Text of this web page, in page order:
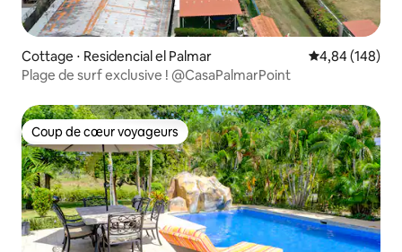
Cottage ⋅ Residencial el Palmar Évaluation
4,84 (148)
Plage de surf exclusive ! @CasaPalmarPoint
Coup de cœur voyageurs
Coup de cœur voyageurs